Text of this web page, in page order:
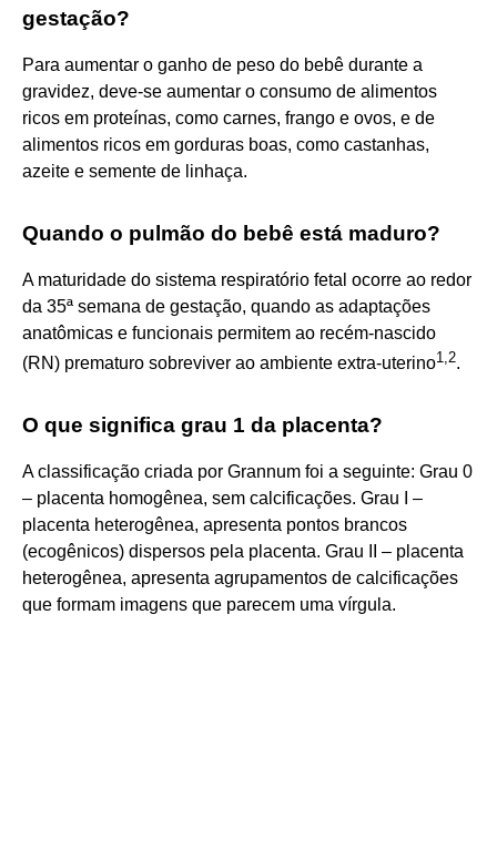
gestação?
Para aumentar o ganho de peso do bebê durante a
gravidez, deve-se aumentar o consumo de alimentos
ricos em proteínas, como carnes, frango e ovos, e de
alimentos ricos em gorduras boas, como castanhas,
azeite e semente de linhaça.
Quando o pulmão do bebê está maduro?
A maturidade do sistema respiratório fetal ocorre ao redor
da 35ª semana de gestação, quando as adaptações
anatômicas e funcionais permitem ao recém-nascido
(RN) prematuro sobreviver ao ambiente extra-uterino1 2.
O que significa grau 1 da placenta?
A classificação criada por Grannum foi a seguinte: Grau 0
– placenta homogênea, sem calcificações. Grau I –
placenta heterogênea, apresenta pontos brancos
(ecogênicos) dispersos pela placenta. Grau II – placenta
heterogênea, apresenta agrupamentos de calcificações
que formam imagens que parecem uma vírgula.